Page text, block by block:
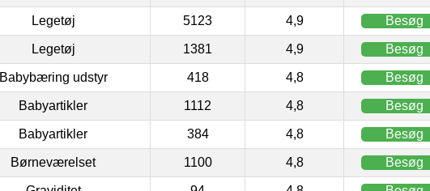
Legetøj 5123 4,9 Besøg
Legetøj 1381 4,9 Besøg
Babybæring udstyr 418 4,8 Besøg
Babyartikler 1112 4,8 Besøg
Babyartikler 384 4,8 Besøg
Børneværelset 1100 4,8 Besøg